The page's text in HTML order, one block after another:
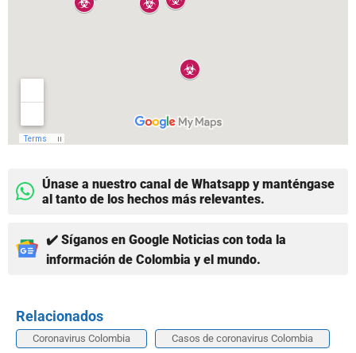
Únase a nuestro canal de Whatsapp y manténgase
al tanto de los hechos más relevantes.
✔️ Síganos en Google Noticias con toda la
información de Colombia y el mundo.
Relacionados
Coronavirus Colombia Casos de coronavirus Colombia